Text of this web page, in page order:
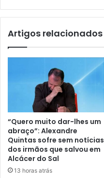
Artigos relacionados
“Quero muito dar-lhes um
abraço”: Alexandre
Quintas sofre sem notícias
dos irmãos que salvou em
Alcácer do Sal
13 horas atrás